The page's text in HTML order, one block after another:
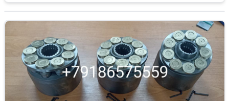
сертификацию по стандарту ISO 9001. Особенности и
разработаны для российских условий эксплуатации:и низких
температур Выгодная цена обеспечивается дотацией
производителя, чтобы большее количество потребителей могло
самостоятельно протестировать запчасти При производстве
используется только импортное высококачественное сырье На
производстве осуществляется дополнительный контроль качества
Новая прочная упаковка гарантирует отсутствие повреждений
при транспортировке и хранении запчастей На все запчасти